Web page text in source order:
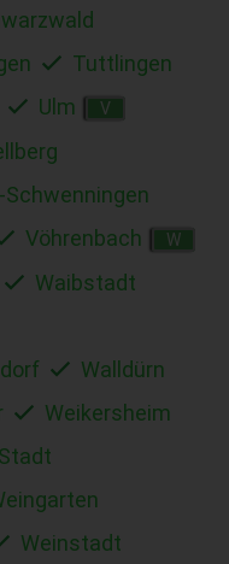
Tuttlingen
Ulm V
Schwenningen
Vöhrenbach W
Waibstadt
Walldürn
Weikersheim
Weinstadt